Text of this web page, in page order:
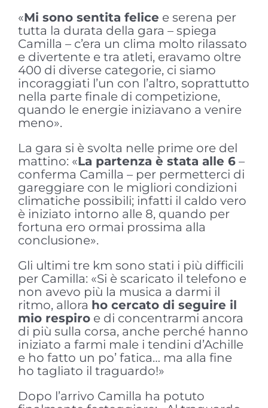
«Mi sono sentita felice e serena per
tutta la durata della gara – spiega
Camilla – c’era un clima molto rilassato
e divertente e tra atleti, eravamo oltre
400 di diverse categorie, ci siamo
incoraggiati l’un con l’altro, soprattutto
nella parte finale di competizione,
quando le energie iniziavano a venire
meno».
La gara si è svolta nelle prime ore del
mattino: «La partenza è stata alle 6–
conferma Camilla – per permetterci di
gareggiare con le migliori condizioni
climatiche possibili; infatti il caldo vero
è iniziato intorno alle 8, quando per
fortuna ero ormai prossima alla
conclusione».
Gli ultimi tre km sono stati i più difficili
per Camilla: «Si è scaricato il telefono e
non avevo più la musica a darmi il
ritmo, allora ho cercato di seguire il
mio respiroe di concentrarmi ancora
di più sulla corsa, anche perché hanno
iniziato a farmi male i tendini d’Achille
e ho fatto un po’ fatica… ma alla fine
ho tagliato il traguardo!»
Dopo l’arrivo Camilla ha potuto